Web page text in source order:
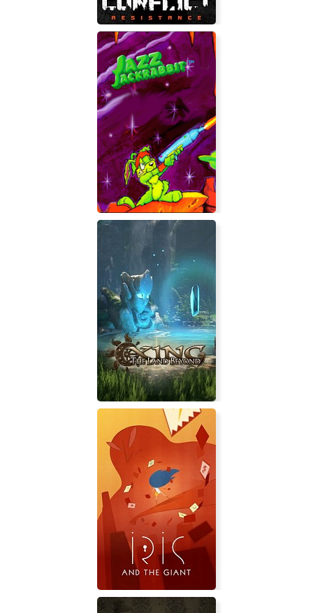
Total Conflict: Resistance
Jazz Jackrabbit
XING: The Land Beyond